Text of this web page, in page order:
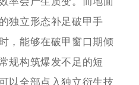
独立形态补足破甲手
，能够在破甲窗口期倾
规构筑爆发不足的短
以全部点入独立衍生技